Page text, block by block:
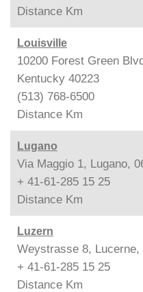
Distance Km
Louisville
10200 Forest Green
Kentucky 40223
(513) 768-6500
Distance Km
Lugano
Via Maggio 1, Lugano,
+ 41-61-285 15 25
Distance Km
Luzern
Weystrasse 8, Lucerne,
+ 41-61-285 15 25
Distance Km